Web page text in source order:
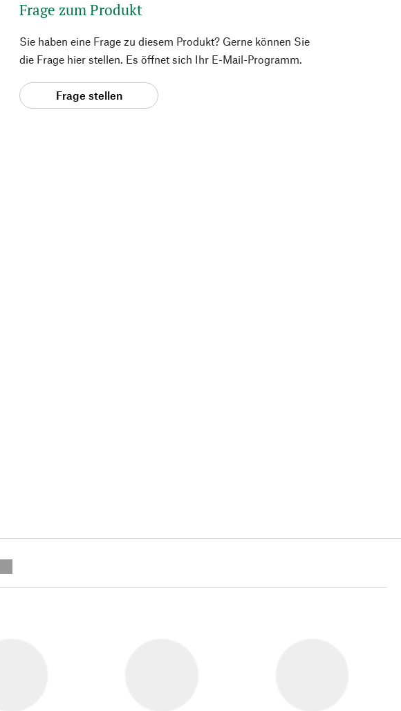
Frage zum Produkt
Sie haben eine Frage zu diesem Produkt? Gerne können Sie
die Frage hier stellen. Es öffnet sich Ihr E-Mail-Programm.
Frage stellen